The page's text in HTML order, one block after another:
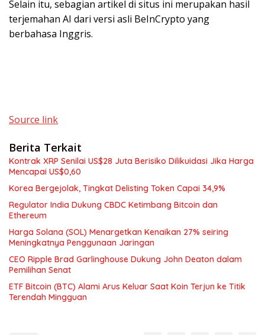
Selain itu, sebagian artikel di situs ini merupakan hasil
terjemahan AI dari versi asli BeInCrypto yang
berbahasa Inggris.
Source link
Berita Terkait
Kontrak XRP Senilai US$28 Juta Berisiko Dilikuidasi Jika Harga
Mencapai US$0,60
Korea Bergejolak, Tingkat Delisting Token Capai 34,9%
Regulator India Dukung CBDC Ketimbang Bitcoin dan
Ethereum
Harga Solana (SOL) Menargetkan Kenaikan 27% seiring
Meningkatnya Penggunaan Jaringan
CEO Ripple Brad Garlinghouse Dukung John Deaton dalam
Pemilihan Senat
ETF Bitcoin (BTC) Alami Arus Keluar Saat Koin Terjun ke Titik
Terendah Mingguan